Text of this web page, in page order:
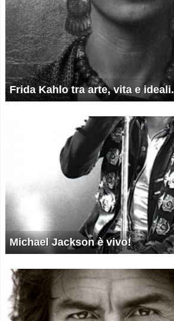
Frida Kahlo tra arte, vita e ideali.
Michael Jackson è vivo!